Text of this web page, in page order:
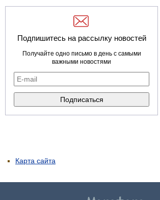
Подпишитесь на рассылку новостей
Получайте одно письмо в день с самыми
важными новостями
Карта сайта